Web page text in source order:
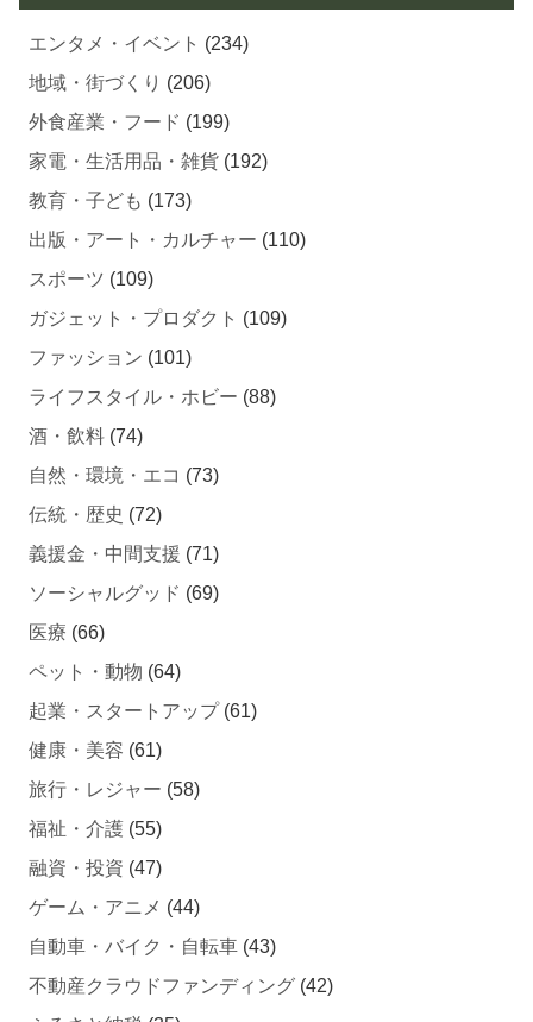
エンタメ・イベント (234)
地域・街づくり (206)
外食産業・フード (199)
家電・生活用品・雑貨 (192)
教育・子ども (173)
出版・アート・カルチャー (110)
スポーツ (109)
ガジェット・プロダクト (109)
ファッション (101)
ライフスタイル・ホビー (88)
酒・飲料 (74)
自然・環境・エコ (73)
伝統・歴史 (72)
義援金・中間支援 (71)
ソーシャルグッド (69)
医療 (66)
ペット・動物 (64)
起業・スタートアップ(61)
健康・美容 (61)
旅行・レジャー (58)
福祉・介護 (55)
融資・投資 (47)
ゲーム・アニメ (44)
自動車・バイク・自転車 (43)
不動産クラウドファンディング (42)